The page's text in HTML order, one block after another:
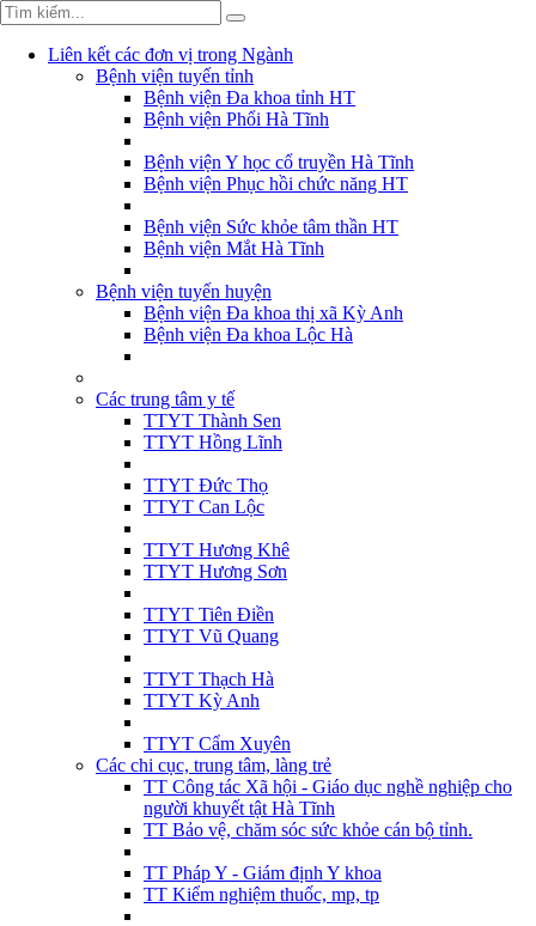
Liên kết các đơn vị trong Ngành
Bệnh viện tuyến tỉnh
Bệnh viện Đa khoa tỉnh HT
Bệnh viện Phổi Hà Tĩnh
Bệnh viện Y học cổ truyền Hà Tĩnh
Bệnh viện Phục hồi chức năng HT
Bệnh viện Sức khỏe tâm thần HT
Bệnh viện Mắt Hà Tĩnh
Bệnh viện tuyến huyện
Bệnh viện Đa khoa thị xã Kỳ Anh
Bệnh viện Đa khoa Lộc Hà
Các trung tâm y tế
TTYT Thành Sen
TTYT Hồng Lĩnh
TTYT Đức Thọ
TTYT Can Lộc
TTYT Hương Khê
TTYT Hương Sơn
TTYT Tiên Điền
TTYT Vũ Quang
TTYT Thạch Hà
TTYT Kỳ Anh
TTYT Cẩm Xuyên
Các chi cục, trung tâm, làng trẻ
TT Công tác Xã hội - Giáo dục nghề nghiệp cho
người khuyết tật Hà Tĩnh
TT Bảo vệ, chăm sóc sức khỏe cán bộ tỉnh.
TT Pháp Y - Giám định Y khoa
TT Kiểm nghiệm thuốc, mp, tp